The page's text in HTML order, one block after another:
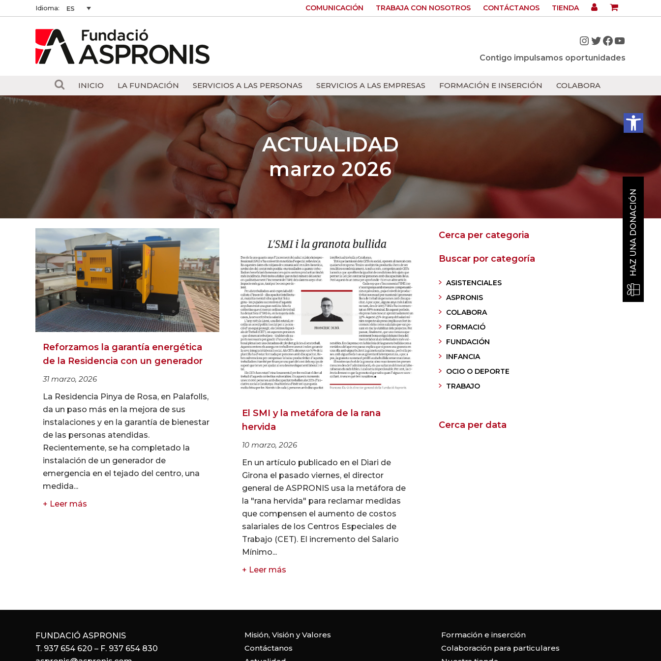
Abrir
Idioma: ES COMUNICACIÓN TRABAJA CON NOSOTROS CONTÁCTANOS TIENDA
Instagram
Twitter
Facebook
Contigo impulsamos oportunidades
INICIO LA FUNDACIÓN SERVICIOS A LAS PERSONAS SERVICIOS A LAS EMPRESAS FORMACIÓN E INSERCIÓN COLABORA
HAZ UNA DONACIÓN
ACTUALIDAD
marzo 2026
Reforzamos la garantía energética
de la Residencia con un generador
31 marzo, 2026
La Residencia Pinya de Rosa, en Palafolls,
da un paso más en la mejora de sus
instalaciones y en la garantía de bienestar
de las personas atendidas.
Recientemente, se ha completado la
instalación de un generador de
emergencia en el tejado del centro, una
medida...
+ Leer más
El SMI y la metáfora de la rana
hervida
10 marzo, 2026
En un artículo publicado en el Diari de
Girona el pasado viernes, el director
general de ASPRONIS usa la metáfora de
la "rana hervida" para reclamar medidas
que compensen el aumento de costos
salariales de los Centros Especiales de
Trabajo (CET). El incremento del Salario
Mínimo...
+ Leer más
Cerca per categoria
Buscar por categoría
ASISTENCIALES
ASPRONIS
COLABORA
FORMACIÓ
FUNDACIÓN
INFANCIA
OCIO O DEPORTE
TRABAJO
Cerca per data
FUNDACIÓ ASPRONIS
T. 937 654 620 – F. 937 654 830
Misión, Visión y Valores
Contáctanos
Formación e inserción
Colaboración para particulares